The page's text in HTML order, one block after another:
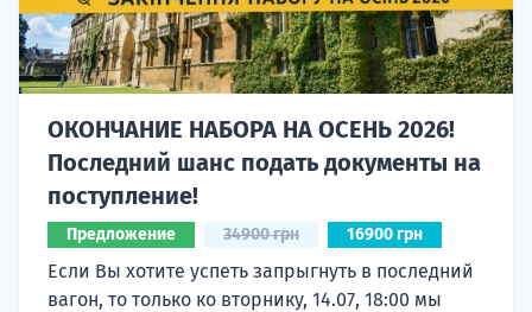
ОКОНЧАНИЕ НАБОРА НА ОСЕНЬ 2026!
Последний шанс подать документы на
поступление!
Предложение 34900 грн 16900 грн
Если Вы хотите успеть запрыгнуть в последний
вагон, то только ко вторнику, 14.07, 18:00 мы